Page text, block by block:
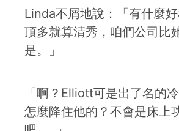
Linda不屑地說：「有什麼
頂多就算清秀，咱們公司比
是。」
「啊？Elliott可是出了名的
怎麼降住他的？不會是床上